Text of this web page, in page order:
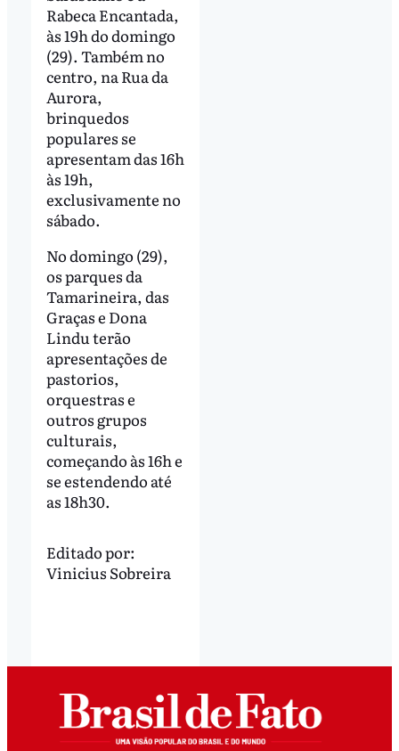
Rabeca Encantada,
às 19h do domingo
(29). Também no
centro, na Rua da
Aurora,
brinquedos
populares se
apresentam das 16h
às 19h,
exclusivamente no
sábado.
No domingo (29),
os parques da
Tamarineira, das
Graças e Dona
Lindu terão
apresentações de
pastorios,
orquestras e
outros grupos
culturais,
começando às 16h e
se estendendo até
as 18h30.
Editado por:
Vinicius Sobreira